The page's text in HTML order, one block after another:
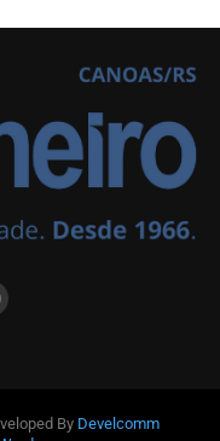
By Develcomm